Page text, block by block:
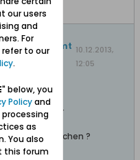
Standesamt 10.12.2013,
12:05
Tiegenhöfer
per Post erreichen ?
our users
and
For
to our
.
" below, you
Policyand
as
You also
this forum